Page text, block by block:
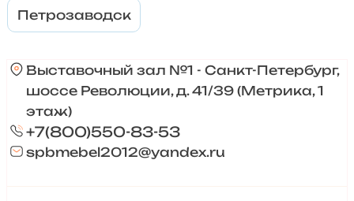
Петрозаводск
Выставочный зал №1 - Санкт-Петербург,
шоссе Революции, д. 41/39 (Метрика, 1
этаж)
+7(800)550-83-53
spbmebel2012@yandex.ru